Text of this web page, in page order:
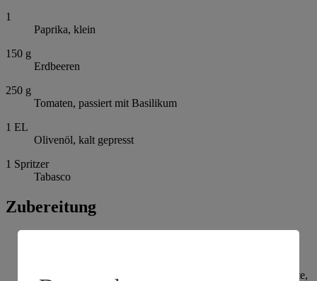
1
Paprika, klein
150 g
Erdbeeren
250 g
Tomaten, passiert mit Basilikum
1 EL
Olivenöl, kalt gepresst
1 Spritzer
Tabasco
Zubereitung
mindestens 1 Stunde kühl stellen. Wer Zeit einsparen möchte,